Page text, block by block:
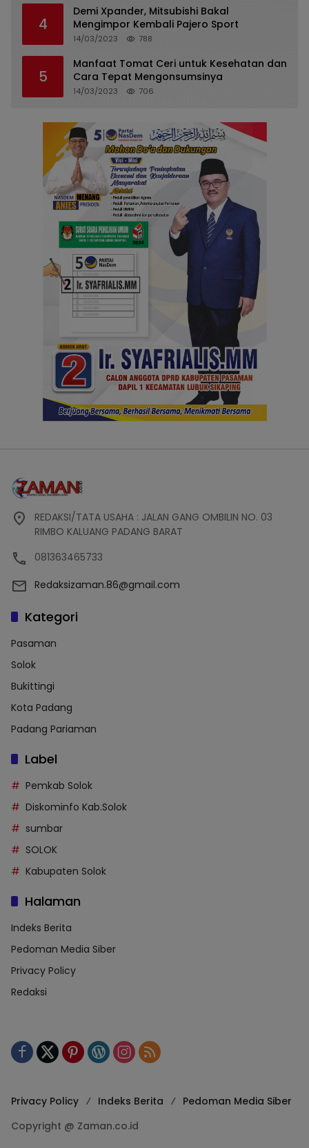
4
Demi Xpander, Mitsubishi Bakal
Mengimpor Kembali Pajero Sport
14/03/2023 788
5
Manfaat Tomat Ceri untuk Kesehatan dan
Cara Tepat Mengonsumsinya
14/03/2023 706
REDAKSI/TATA USAHA : JALAN GANG OMBILIN NO. 03
RIMBO KALUANG PADANG BARAT
081363465733
Redaksizaman.86@gmail.com
Kategori
Pasaman
Solok
Bukittingi
Kota Padang
Padang Pariaman
Label
Pemkab Solok
Diskominfo Kab.Solok
sumbar
SOLOK
Kabupaten Solok
Halaman
Indeks Berita
Pedoman Media Siber
Privacy Policy
Redaksi
Privacy Policy Indeks Berita
Pedoman Media Siber
Copyright @ Zaman.co.id